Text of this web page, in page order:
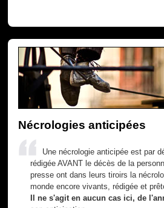
Nécrologies anticipées
Une nécrologie anticipée est par
rédigée AVANT le décès de la
presse ont dans leurs tiroirs la
monde encore vivants, rédigée et
Il ne s'agit en aucun cas ici, de